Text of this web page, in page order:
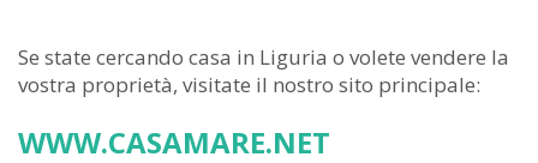
Se state cercando casa in Liguria o volete vendere la
vostra proprietà, visitate il nostro sito principale:
WWW.CASAMARE.NET